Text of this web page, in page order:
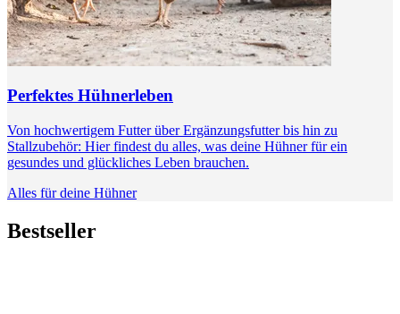
Perfektes Hühnerleben
Von hochwertigem Futter über Ergänzungsfutter bis hin zu
Stallzubehör: Hier findest du alles, was deine Hühner für ein
gesundes und glückliches Leben brauchen.
Alles für deine Hühner
Bestseller